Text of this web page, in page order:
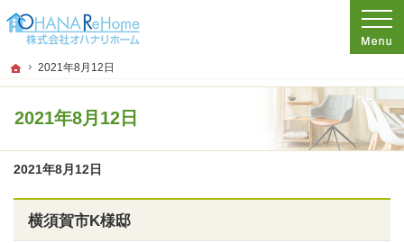
ホーム
2021年8月12日
2021年8月12日
プロの目線からご提案。神奈川県茅ケ崎市のリフォームを手がける工務店なら当社
リフォームをお考えなら神奈川県茅ケ崎市の工務店【オハナリホーム】へ！
2021年8月12日
横須賀市K様邸